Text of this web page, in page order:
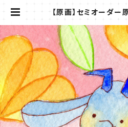
【原画】セミオーダ
K